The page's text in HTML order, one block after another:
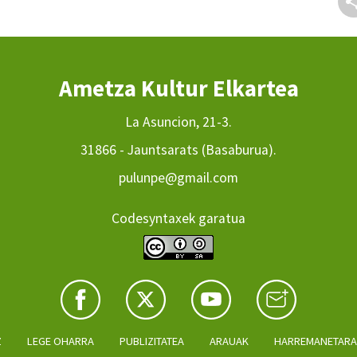
Ametza Kultur Elkartea
La Asuncion, 21-3.
31866 - Jauntsarats (Basaburua).
pulunpe@gmail.com
Codesyntaxek garatua
LEGE OHARRA PUBLIZITATEA ARAUAK